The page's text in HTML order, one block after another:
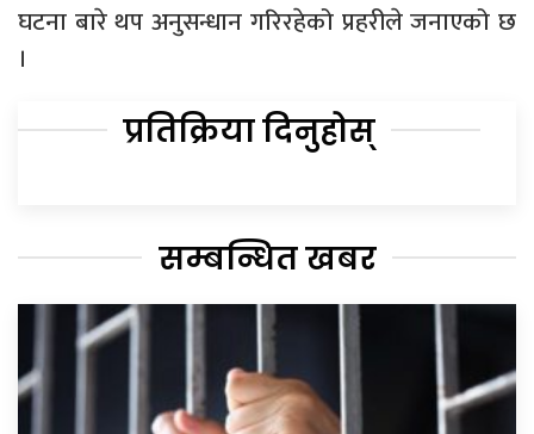
घटना बारे थप अनुसन्धान गरिरहेको प्रहरीले जनाएको छ
।
प्रतिक्रिया दिनुहोस्
सम्बन्धित खबर